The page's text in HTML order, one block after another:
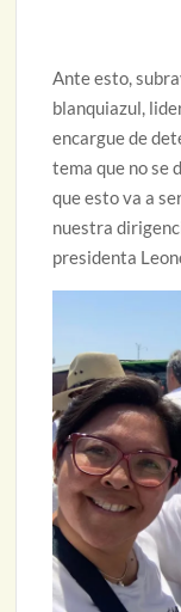
Ante esto,
blanquiazul,
encargue de
tema que no se
que esto va a
nuestra
presidenta